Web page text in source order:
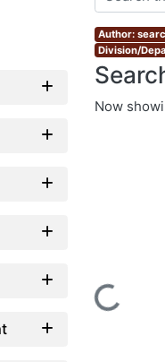
Author:
Division/
Now
Loading...